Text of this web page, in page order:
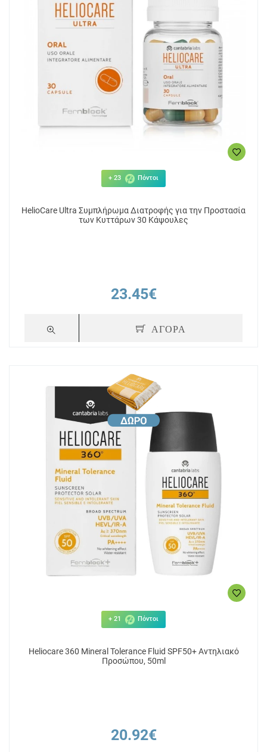
+ 23 Πόντοι
HelioCare Ultra Συμπλήρωμα Διατροφής για την Προστασία
των Κυττάρων 30 Κάψουλες
23.45€
ΑΓΟΡΑ
+ 21 Πόντοι
Heliocare 360 Mineral Tolerance Fluid SPF50+ Αντηλιακό
Προσώπου, 50ml
20.92€